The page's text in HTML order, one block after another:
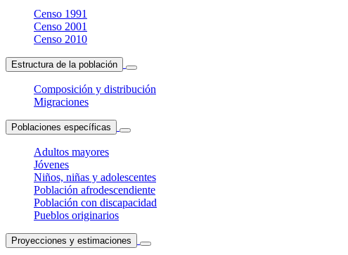
Censo 1991
Censo 2001
Censo 2010
Estructura de la población
Composición y distribución
Migraciones
Poblaciones específicas
Adultos mayores
Jóvenes
Niños, niñas y adolescentes
Población afrodescendiente
Población con discapacidad
Pueblos originarios
Proyecciones y estimaciones